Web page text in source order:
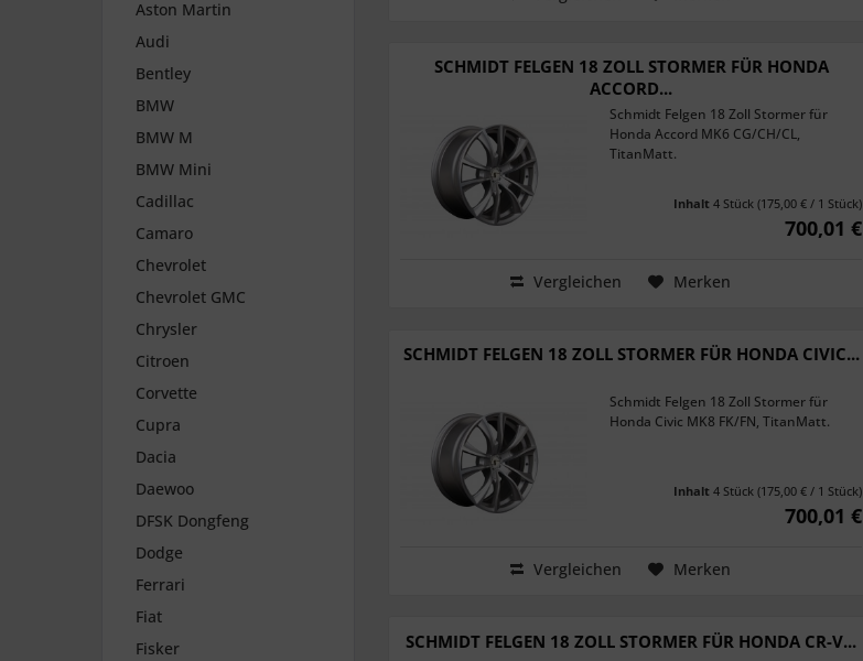
Aston Martin
Audi
Bentley
BMW
BMW M
BMW Mini
Cadillac
Camaro
Chevrolet
Chevrolet GMC
Chrysler
Citroen
Corvette
Cupra
Dacia
Daewoo
DFSK Dongfeng
Dodge
Ferrari
Fiat
Fisker
SCHMIDT FELGEN 18 ZOLL STORMER FÜR HONDA
ACCORD...
Schmidt Felgen 18 Zoll Stormer für
Honda Accord MK6 CG/CH/CL,
TitanMatt.
Inhalt 4 Stück (175,00 € / 1 Stück)
700,01 €
Vergleichen Merken
SCHMIDT FELGEN 18 ZOLL STORMER FÜR HONDA CIVIC...
Schmidt Felgen 18 Zoll Stormer für
Honda Civic MK8 FK/FN, TitanMatt.
Inhalt 4 Stück (175,00 € / 1 Stück)
700,01 €
Vergleichen Merken
SCHMIDT FELGEN 18 ZOLL STORMER FÜR HONDA CR-V...